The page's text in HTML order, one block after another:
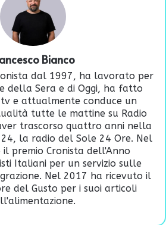
Bianco
dal 1997, ha lavorato per
della Sera e di Oggi, ha fatto
e attualmente conduce un
tutte le mattine su Radio
trascorso quattro anni nella
24, la radio del Sole 24 Ore. Nel
premio Cronista dell'Anno
Italiani per un servizio sulle
Nel 2017 ha ricevuto il
del Gusto per i suoi articoli